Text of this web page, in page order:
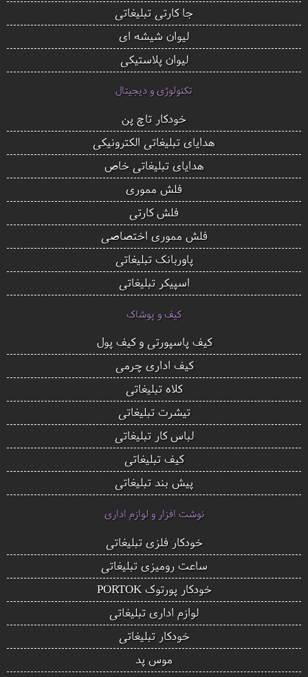
جا کارتی تبلیغاتی
لیوان شیشه ای
لیوان پلاستیکی
تکنولوژی و دیجیتال
خودکار تاچ پن
هدایای تبلیغاتی الکترونیکی
هدایای تبلیغاتی خاص
فلش مموری
فلش کارتی
فلش مموری اختصاصی
پاوربانک تبلیغاتی
اسپیکر تبلیغاتی
کیف و پوشاک
کیف پاسپورتی و کیف پول
کیف اداری چرمی
کلاه تبلیغاتی
تیشرت تبلیغاتی
لباس کار تبلیغاتی
کیف تبلیغاتی
پیش بند تبلیغاتی
نوشت افزار و لوازم اداری
خودکار فلزی تبلیغاتی
ساعت رومیزی تبلیغاتی
خودکار پورتوک PORTOK
لوازم اداری تبلیغاتی
خودکار تبلیغاتی
موس پد